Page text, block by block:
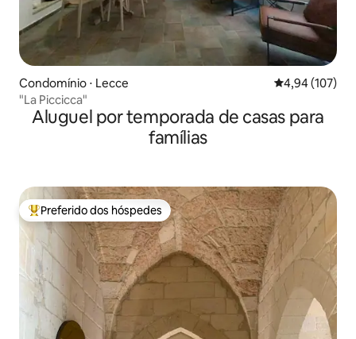
Condomínio ⋅ Lecce 4,94 de uma
4,94 (107)
"La Piccicca"
Aluguel por temporada de casas para
famílias
Entre os melhores preferidos dos hóspedes
Preferido dos hóspedes